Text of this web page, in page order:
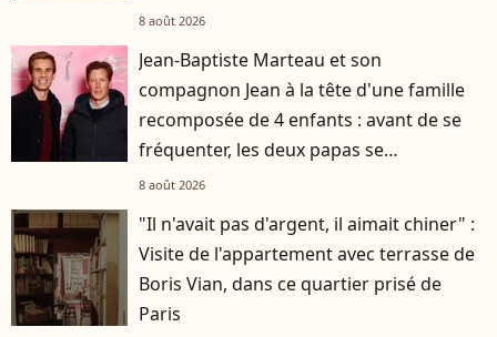
s'est occupée de tout
8 août 2026
Jean-Baptiste Marteau et son
compagnon Jean à la tête d'une famille
recomposée de 4 enfants : avant de se
fréquenter, les deux papas se
connaissaient depuis des années
8 août 2026
"Il n'avait pas d'argent, il aimait chiner" :
Visite de l'appartement avec terrasse de
Boris Vian, dans ce quartier prisé de
Paris